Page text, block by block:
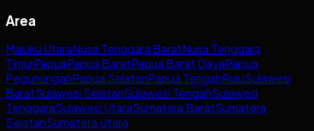
Area
Maluku UtaraNusa Tenggara BaratNusa Tenggara
TimurPapuaPapua BaratPapua Barat DayaPapua
PegununganPapua SelatanPapua TengahRiauSulawesi
BaratSulawesi SelatanSulawesi TengahSulawesi
TenggaraSulawesi UtaraSumatera BaratSumatera
SelatanSumatera Utara